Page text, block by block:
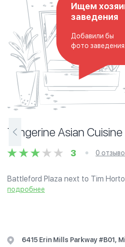
Ищем
заведения
Добавили бы
фото заведения..
Tangerine Asian Cuisine
3 0
Battleford Plaza next to Tim
Tangerine Asian Cuisine
подробнее
6415 Erin Mills Parkway #B01,